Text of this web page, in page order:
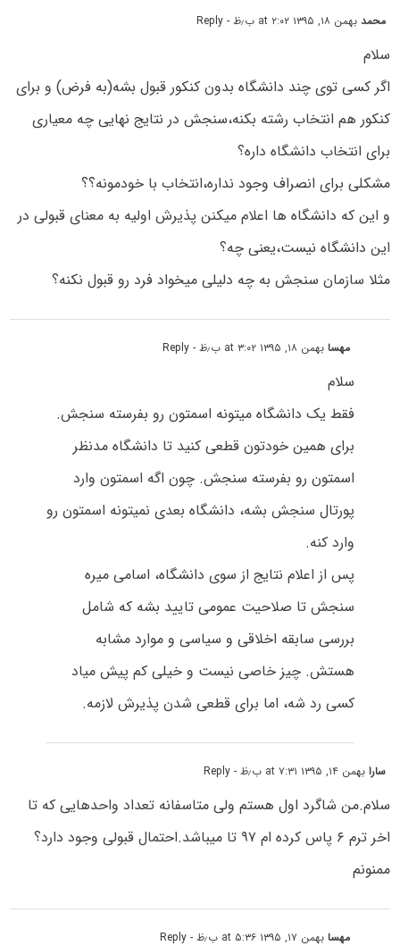
محمدبهمن ۱۸, ۱۳۹۵ at ۲:۰۲ ب٫ظ - Reply
سلام
اگر کسی توی چند دانشگاه بدون کنکور قبول بشه(به فرض) و برای
کنکور هم انتخاب رشته بکنه،سنجش در نتایج نهایی چه معیاری
برای انتخاب دانشگاه داره؟
مشکلی برای انصراف وجود نداره،انتخاب با خودمونه؟؟
و این که دانشگاه ها اعلام میکنن پذیرش اولیه به معنای قبولی در
این دانشگاه نیست،یعنی چه؟
مثلا سازمان سنجش به چه دلیلی میخواد فرد رو قبول نکنه؟
مهسابهمن ۱۸, ۱۳۹۵ at ۳:۰۲ ب٫ظ - Reply
سلام
فقط یک دانشگاه میتونه اسمتون رو بفرسته سنجش.
برای همین خودتون قطعی کنید تا دانشگاه مدنظر
اسمتون رو بفرسته سنجش. چون اگه اسمتون وارد
پورتال سنجش بشه، دانشگاه بعدی نمیتونه اسمتون رو
وارد کنه.
پس از اعلام نتایج از سوی دانشگاه، اسامی میره
سنجش تا صلاحیت عمومی تایید بشه که شامل
بررسی سابقه اخلاقی و سیاسی و موارد مشابه
هستش. چیز خاصی نیست و خیلی کم پیش میاد
کسی رد شه، اما برای قطعی شدن پذیرش لازمه.
سارابهمن ۱۴, ۱۳۹۵ at ۷:۳۱ ب٫ظ - Reply
سلام.من شاگرد اول هستم ولی متاسفانه تعداد واحدهایی که تا
اخر ترم ۶ پاس کرده ام ۹۷ تا میباشد.احتمال قبولی وجود دارد؟
ممنونم
مهسابهمن ۱۷, ۱۳۹۵ at ۵:۳۶ ب٫ظ - Reply